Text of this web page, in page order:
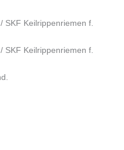
SKF Keilrippenriemen f.
SKF Keilrippenriemen f.